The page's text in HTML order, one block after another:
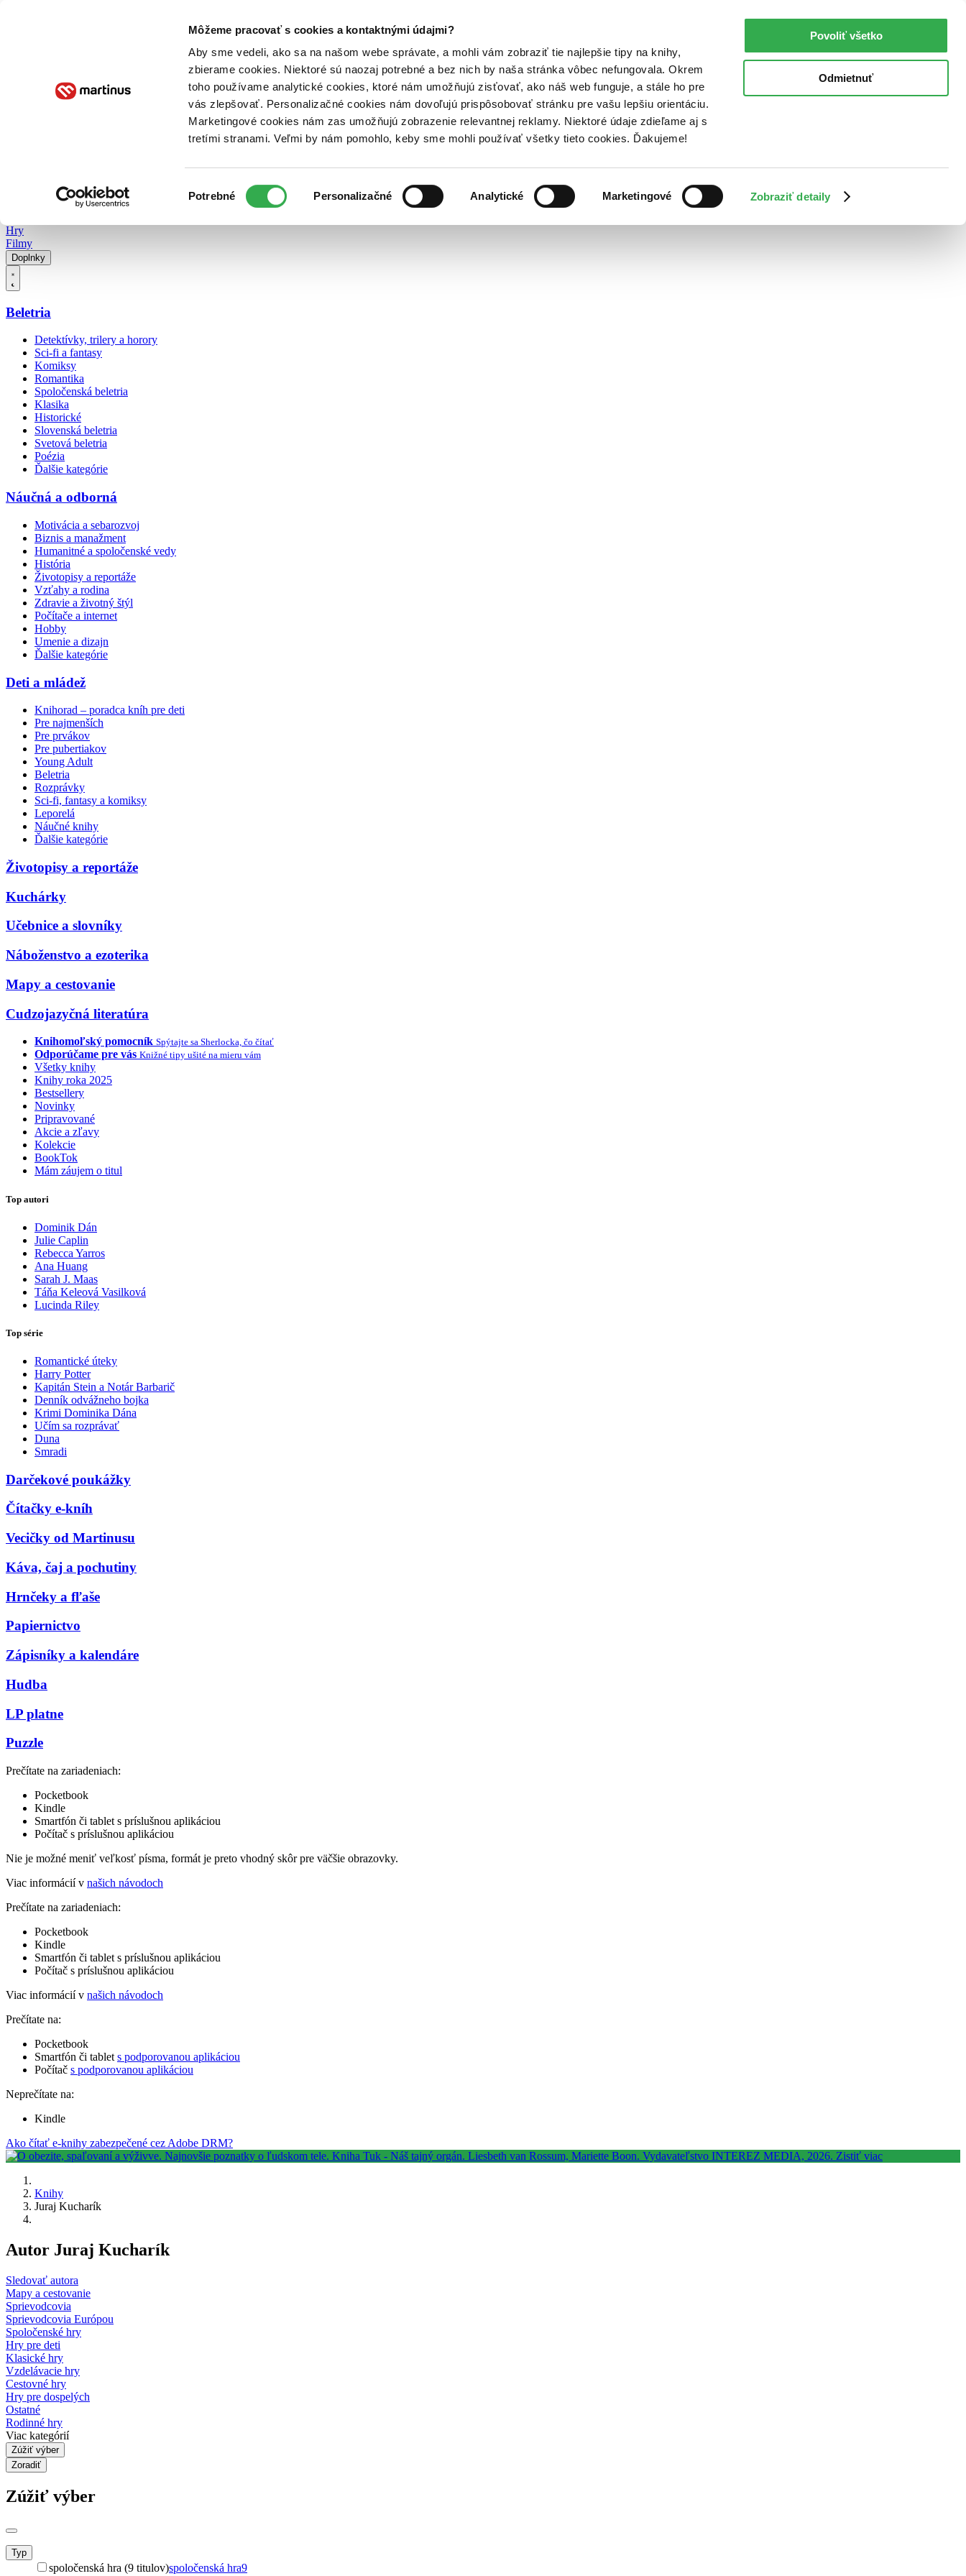
Môžeme pracovať s cookies a kontaktnými údajmi?
Aby sme vedeli, ako sa na našom webe správate, a mohli vám zobraziť tie najlepšie tipy na knihy,
zbierame cookies. Niektoré sú naozaj potrebné a bez nich by naša stránka vôbec nefungovala. Okrem
toho používame analytické cookies, ktoré nám umožňujú zisťovať, ako náš web funguje, a stále ho pre
vás zlepšovať. Personalizačné cookies nám dovoľujú prispôsobovať stránku pre vašu lepšiu orientáciu.
Marketingové cookies nám zas umožňujú zobrazenie relevantnej reklamy. Niektoré údaje zdieľame aj s
tretími stranami. Veľmi by nám pomohlo, keby sme mohli používať všetky tieto cookies. Ďakujeme!
súhlasu
Potrebné Personalizačné Analytické Marketingové Zobraziť detaily
Povoliť všetko
Odmietnuť
Poukážky Kontakt
Hry
Filmy
Doplnky
Beletria
Detektívky, trilery a horory
Sci-fi a fantasy
Komiksy
Romantika
Spoločenská beletria
Klasika
Historické
Slovenská beletria
Svetová beletria
Poézia
Ďalšie kategórie
Náučná a odborná
Motivácia a sebarozvoj
Biznis a manažment
Humanitné a spoločenské vedy
História
Životopisy a reportáže
Vzťahy a rodina
Zdravie a životný štýl
Počítače a internet
Hobby
Umenie a dizajn
Ďalšie kategórie
Deti a mládež
Knihorad – poradca kníh pre deti
Pre najmenších
Pre prvákov
Pre pubertiakov
Young Adult
Beletria
Rozprávky
Sci-fi, fantasy a komiksy
Leporelá
Náučné knihy
Ďalšie kategórie
Životopisy a reportáže
Kuchárky
Učebnice a slovníky
Náboženstvo a ezoterika
Mapy a cestovanie
Cudzojazyčná literatúra
Knihomoľský pomocník Spýtajte sa Sherlocka, čo čítať
Odporúčame pre vás Knižné tipy ušité na mieru vám
Všetky knihy
Knihy roka 2025
Bestsellery
Novinky
Pripravované
Akcie a zľavy
Kolekcie
BookTok
Mám záujem o titul
Top autori
Dominik Dán
Julie Caplin
Rebecca Yarros
Ana Huang
Sarah J. Maas
Táňa Keleová Vasilková
Lucinda Riley
Top série
Romantické úteky
Harry Potter
Kapitán Stein a Notár Barbarič
Denník odvážneho bojka
Krimi Dominika Dána
Učím sa rozprávať
Duna
Smradi
Darčekové poukážky
Čítačky e-kníh
Vecičky od Martinusu
Káva, čaj a pochutiny
Hrnčeky a fľaše
Papiernictvo
Zápisníky a kalendáre
Hudba
LP platne
Puzzle
Prečítate na zariadeniach:
Pocketbook
Kindle
Smartfón či tablet s príslušnou aplikáciou
Počítač s príslušnou aplikáciou
Nie je možné meniť veľkosť písma, formát je preto vhodný skôr pre väčšie obrazovky.
Viac informácií v našich návodoch
Prečítate na zariadeniach:
Pocketbook
Kindle
Smartfón či tablet s príslušnou aplikáciou
Počítač s príslušnou aplikáciou
Viac informácií v našich návodoch
Prečítate na:
Pocketbook
Smartfón či tablet s podporovanou aplikáciou
Počítač s podporovanou aplikáciou
Neprečítate na:
Kindle
Ako čítať e-knihy zabezpečené cez Adobe DRM?
Knihy
Juraj Kucharík
Autor Juraj Kucharík
Sledovať autora
Mapy a cestovanie
Sprievodcovia
Sprievodcovia Európou
Spoločenské hry
Hry pre deti
Klasické hry
Vzdelávacie hry
Cestovné hry
Hry pre dospelých
Ostatné
Rodinné hry
Viac kategórií
Zúžiť výber
Zoradiť
Zúžiť výber
Typ
spoločenská hra (9 titulov)spoločenská hra9